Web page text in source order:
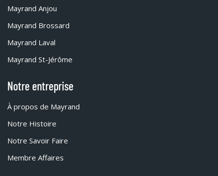
Mayrand Anjou
Mayrand Brossard
Mayrand Laval
Mayrand St-Jérôme
Notre entreprise
À propos de Mayrand
Notre Histoire
Notre Savoir Faire
Membre Affaires